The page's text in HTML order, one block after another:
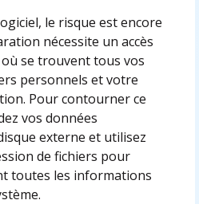
le risque est encore
nécessite un accès
se trouvent tous vos
personnels et votre
Pour contourner ce
vos données
externe et utilisez
de fichiers pour
toutes les informations